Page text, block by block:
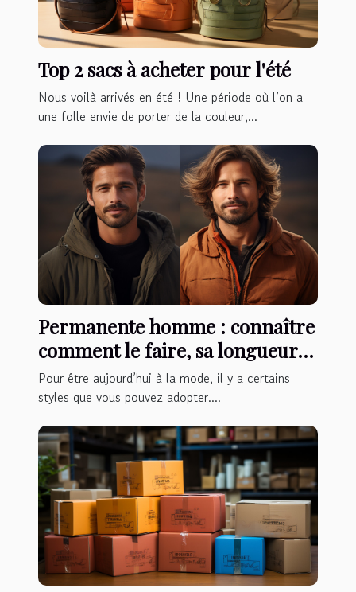
Top 2 sacs à acheter pour l'été
Nous voilà arrivés en été ! Une période où l’on a
une folle envie de porter de la couleur,...
Permanente homme : connaître
comment le faire, sa longueur
et où le faire
Pour être aujourd’hui à la mode, il y a certains
styles que vous pouvez adopter....